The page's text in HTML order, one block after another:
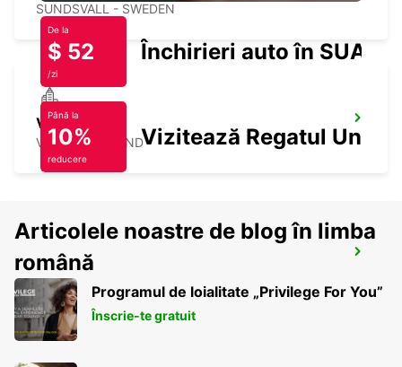
SUNDSVALL - SWEDEN
VAASA CITY
VAASA - FINLAND
VAASA AIRPORT
VAASA - FINLAND
De la
$ 52
/zi
Închirieri auto în SUA
Până la
10%
reducere
Vizitează Regatul Unit
Articolele noastre de blog în limba
română
Programul de loialitate „Privilege For You”
Înscrie-te gratuit